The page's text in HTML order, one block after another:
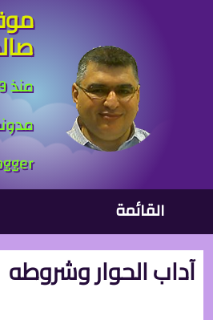
القائمة الرئيسية
القائمة
آداب الحوار وشروطه